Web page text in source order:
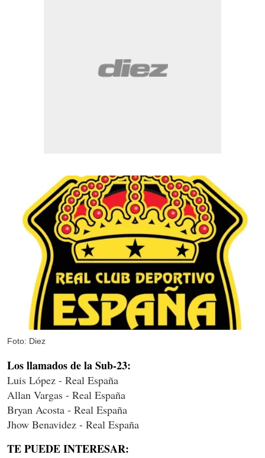
Foto: Diez
Los llamados de la Sub-23:
Luis López - Real España
Allan Vargas - Real España
Bryan Acosta - Real España
Jhow Benavidez - Real España
TE PUEDE INTERESAR: